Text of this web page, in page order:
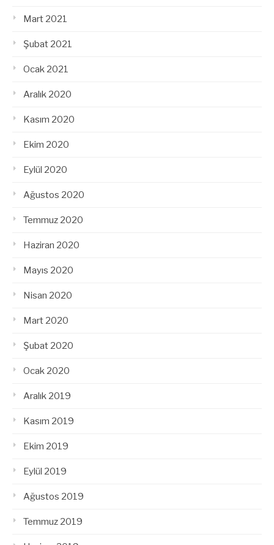
Mart 2021
Şubat 2021
Ocak 2021
Aralık 2020
Kasım 2020
Ekim 2020
Eylül 2020
Ağustos 2020
Temmuz 2020
Haziran 2020
Mayıs 2020
Nisan 2020
Mart 2020
Şubat 2020
Ocak 2020
Aralık 2019
Kasım 2019
Ekim 2019
Eylül 2019
Ağustos 2019
Temmuz 2019